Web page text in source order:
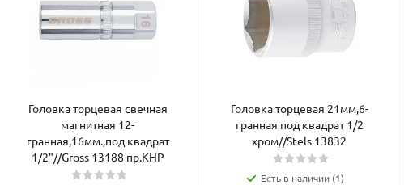
Головка торцевая свечная
магнитная 12-
гранная,16мм.,под квадрат
1/2"//Gross 13188 пр.КНР
Головка торцевая 21мм,6-
гранная под квадрат 1/2
хром//Stels 13832
Есть в наличии (1)